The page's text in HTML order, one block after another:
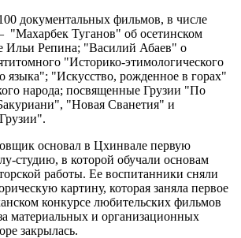
документальных фильмов, в числе
Туганов" об осетинском
Ильи Репина; "Василий Абаев" о
"Историко-этимологического
языка"; "Искусство, рожденное в горах"
народа; посвященные Грузии "По
"Новая Сванетия" и
основал в Цхинвале первую
студию, в которой обучали основам
работы. Ее воспитанники сняли
картину, которая заняла первое
конкурсе любительских фильмов
материальных и организационных
закрылась.